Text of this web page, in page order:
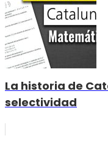
La historia de
selectividad